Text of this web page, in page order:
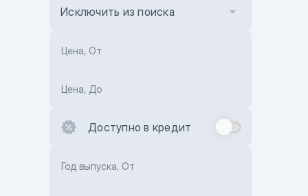
Исключить из поиска
Цена, От
Цена, До
Доступно в кредит
Год выпуска, От